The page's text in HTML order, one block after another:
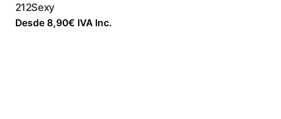
212Sexy
Desde 8,90€ IVA Inc.